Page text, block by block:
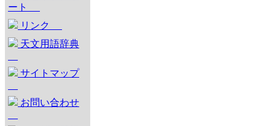
ート
リンク
天文用語辞典
サイトマップ
お問い合わせ